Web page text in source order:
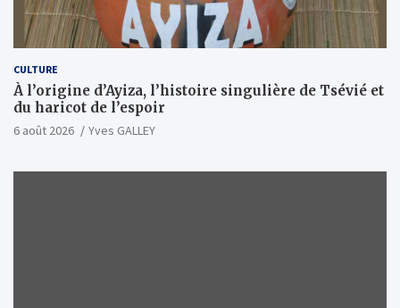
CULTURE
À l’origine d’Ayiza, l’histoire singulière de Tsévié et
du haricot de l’espoir
6 août 2026 Yves GALLEY